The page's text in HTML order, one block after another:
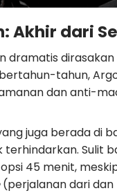
Akhir dari
dramatis
tahun,
dan anti-
juga berada di
terhindarkan. Sulit
45 menit,
(perjalanan dari dan